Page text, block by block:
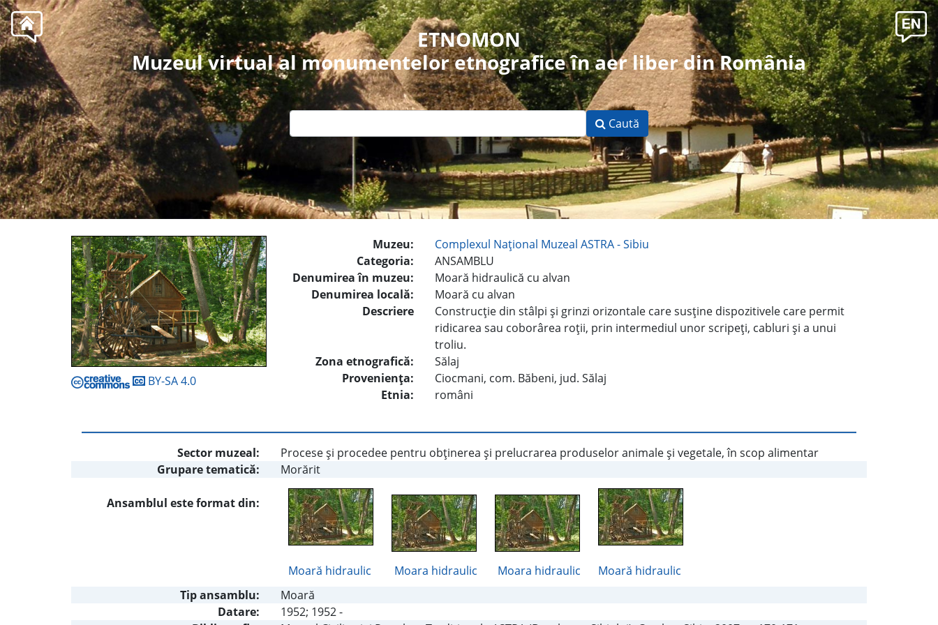
ETNOMON
Muzeul virtual al monumentelor etnografice în aer liber din România
Caută
BY-SA 4.0
Muzeu:
Complexul Naţional Muzeal ASTRA - Sibiu
Categoria:
ANSAMBLU
Denumirea în muzeu:
Moară hidraulică cu alvan
Denumirea locală:
Moară cu alvan
Descriere
Construcţie din stâlpi şi grinzi orizontale care susţine dispozitivele care permit
ridicarea sau coborârea roţii, prin intermediul unor scripeţi, cabluri şi a unui
troliu.
Zona etnografică:
Sălaj
Provenienţa:
Ciocmani, com. Băbeni, jud. Sălaj
Etnia:
români
Sector muzeal:
Procese şi procedee pentru obţinerea şi prelucrarea produselor animale şi vegetale, în scop alimentar
Grupare tematică:
Morărit
Ansamblul este format din:
Moară hidraulic Moara hidraulic Moara hidraulic
Moară hidraulic
Tip ansamblu:
Moară
Datare:
1952; 1952 -